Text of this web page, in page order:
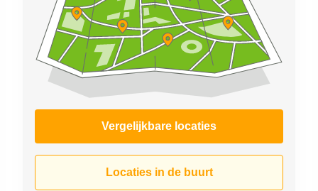
Hengelo
Bedrijfsruimte
Huren in
Nijmegen
Vergelijkbare locaties
Locaties in de buurt